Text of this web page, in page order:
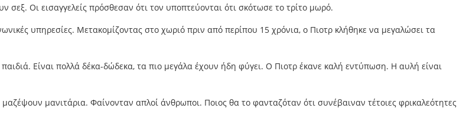
Οι εισαγγελείς πρόσθεσαν ότι τον υποπτεύονται ότι σκότωσε το τρίτο μωρό.
υπηρεσίες. Μετακομίζοντας στο χωριό πριν από περίπου 15 χρόνια, ο Πιοτρ κλήθηκε να μεγαλώσει τα
Είναι πολλά δέκα-δώδεκα, τα πιο μεγάλα έχουν ήδη φύγει. Ο Πιοτρ έκανε καλή εντύπωση. Η αυλή είναι
μανιτάρια. Φαίνονταν απλοί άνθρωποι. Ποιος θα το φανταζόταν ότι συνέβαιναν τέτοιες φρικαλεότητες